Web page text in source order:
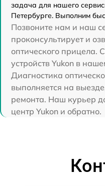
задача для нашего
Петербурге. Выполним
Позвоните нам и наш
проконсультирует и
оптического прицела.
устройств Yukon в
Диагностика
выполняется на
ремонта. Наш курьер
центр Yukon и обратно.